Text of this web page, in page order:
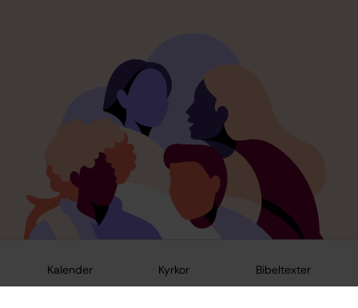
Kalender Kyrkor Bibeltexter